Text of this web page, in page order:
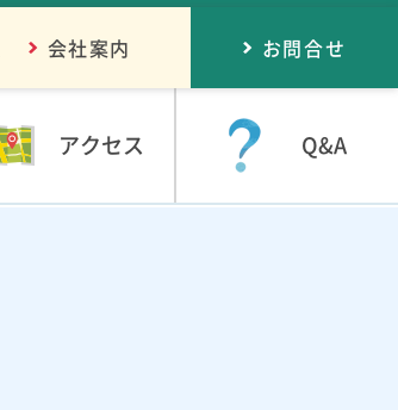
アクセス Q&A
会社案内 お問合せ